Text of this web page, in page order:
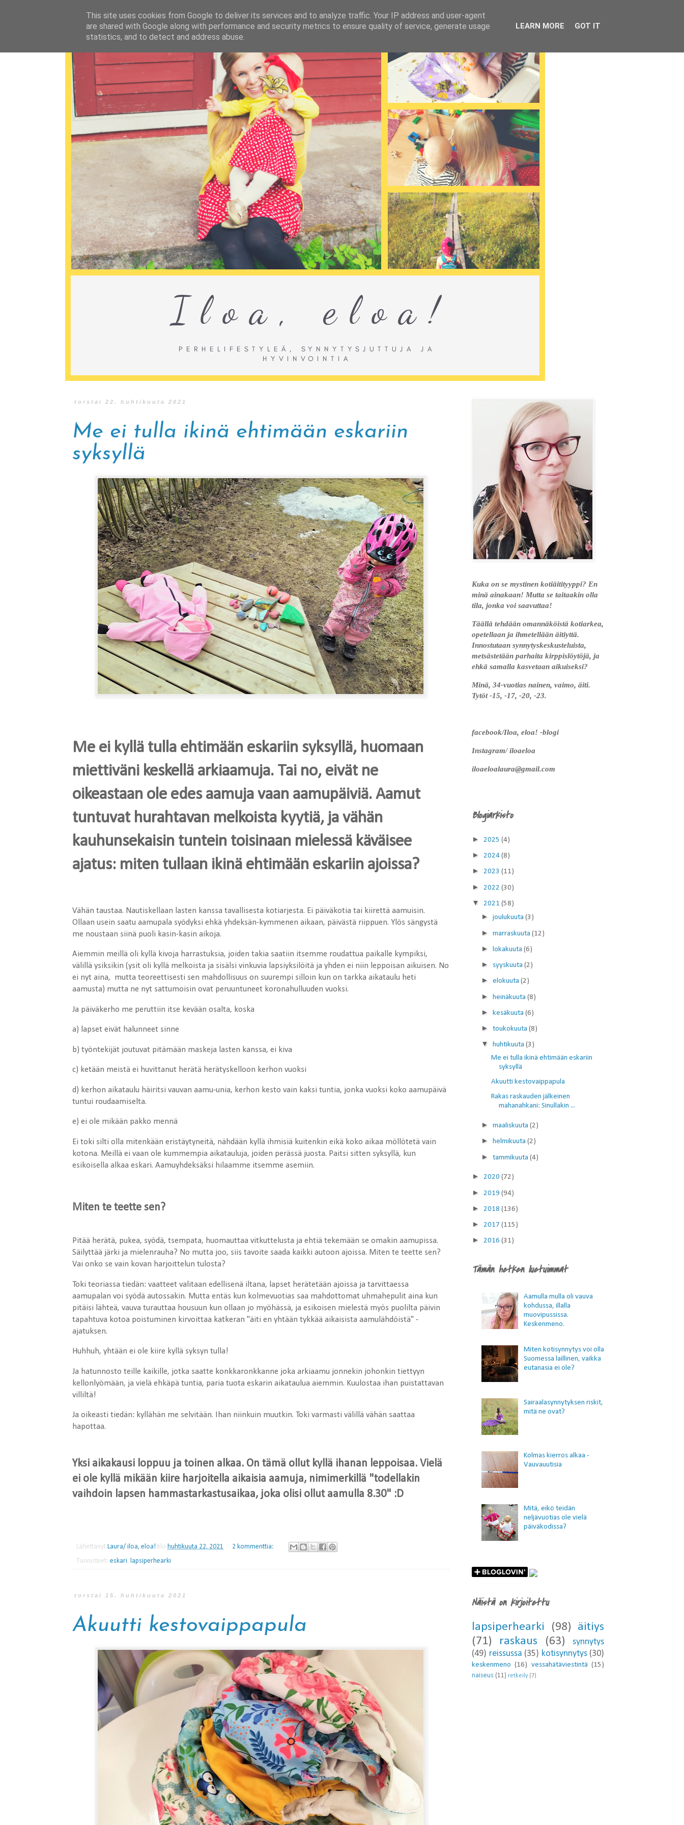
torstai 22. huhtikuuta 2021
Me ei tulla ikinä ehtimään eskariin
syksyllä
Me ei kyllä tulla ehtimään eskariin syksyllä, huomaan
miettiväni keskellä arkiaamuja. Tai no, eivät ne
oikeastaan ole edes aamuja vaan aamupäiviä. Aamut
tuntuvat hurahtavan melkoista kyytiä, ja vähän
kauhunsekaisin tuntein toisinaan mielessä käväisee
ajatus: miten tullaan ikinä ehtimään eskariin ajoissa?
Vähän taustaa. Nautiskellaan lasten kanssa tavallisesta kotiarjesta. Ei päiväkotia tai kiirettä aamuisin.
Ollaan usein saatu aamupala syödyksi ehkä yhdeksän-kymmenen aikaan, päivästä riippuen. Ylös sängystä
me noustaan siinä puoli kasin-kasin aikoja.
Aiemmin meillä oli kyllä kivoja harrastuksia, joiden takia saatiin itsemme roudattua paikalle kympiksi,
välillä ysiksikin (ysit oli kyllä melkoista ja sisälsi vinkuvia lapsiyksilöitä ja yhden ei niin leppoisan aikuisen. No
ei nyt aina, mutta teoreettisesti sen mahdollisuus on suurempi silloin kun on tarkka aikataulu heti
aamusta) mutta ne nyt sattumoisin ovat peruuntuneet koronahulluuden vuoksi.
Ja päiväkerho me peruttiin itse kevään osalta, koska
a) lapset eivät halunneet sinne
b) työntekijät joutuvat pitämään maskeja lasten kanssa, ei kiva
c) ketään meistä ei huvittanut herätä herätyskelloon kerhon vuoksi
d) kerhon aikataulu häiritsi vauvan aamu-unia, kerhon kesto vain kaksi tuntia, jonka vuoksi koko aamupäivä
tuntui roudaamiselta.
e) ei ole mikään pakko mennä
Ei toki silti olla mitenkään eristäytyneitä, nähdään kyllä ihmisiä kuitenkin eikä koko aikaa möllötetä vain
kotona. Meillä ei vaan ole kummempia aikatauluja, joiden perässä juosta. Paitsi sitten syksyllä, kun
esikoisella alkaa eskari. Aamuyhdeksäksi hilaamme itsemme asemiin.
Miten te teette sen?
Pitää herätä, pukea, syödä, tsempata, huomauttaa vitkuttelusta ja ehtiä tekemään se omakin aamupissa.
Säilyttää järki ja mielenrauha? No mutta joo, siis tavoite saada kaikki autoon ajoissa. Miten te teette sen?
Vai onko se vain kovan harjoittelun tulosta?
Toki teoriassa tiedän: vaatteet valitaan edellisenä iltana, lapset herätetään ajoissa ja tarvittaessa
aamupalan voi syödä autossakin. Mutta entäs kun kolmevuotias saa mahdottomat uhmahepulit aina kun
pitäisi lähteä, vauva turauttaa housuun kun ollaan jo myöhässä, ja esikoisen mielestä myös puolilta päivin
tapahtuva kotoa poistuminen kirvoittaa katkeran "äiti en yhtään tykkää aikaisista aamulähdöistä" -
ajatuksen.
Huhhuh, yhtään ei ole kiire kyllä syksyn tulla!
Ja hatunnosto teille kaikille, jotka saatte konkkaronkkanne joka arkiaamu jonnekin johonkin tiettyyn
kellonlyömään, ja vielä ehkäpä tuntia, paria tuota eskarin aikataulua aiemmin. Kuulostaa ihan puistattavan
villiltä!
Ja oikeasti tiedän: kyllähän me selvitään. Ihan niinkuin muutkin. Toki varmasti välillä vähän saattaa
hapottaa.
Yksi aikakausi loppuu ja toinen alkaa. On tämä ollut kyllä ihanan leppoisaa. Vielä
ei ole kyllä mikään kiire harjoitella aikaisia aamuja, nimimerkillä "todellakin
vaihdoin lapsen hammastarkastusaikaa, joka olisi ollut aamulla 8.30" :D
Lähettänyt Laura/ iloa, eloa! klo huhtikuuta 22, 2021 2 kommenttia:
Tunnisteet: eskari, lapsiperhearki
torstai 15. huhtikuuta 2021
Akuutti kestovaippapula
Kuka on se mystinen kotiäitityyppi? En
minä ainakaan! Mutta se taitaakin olla
tila, jonka voi saavuttaa!
Täällä tehdään omannäköistä kotiarkea,
opetellaan ja ihmetellään äitiyttä.
Innostutaan synnytyskeskusteluista,
metsästetään parhaita kirppislöytöjä, ja
ehkä samalla kasvetaan aikuiseksi?
Minä, 34-vuotias nainen, vaimo, äiti.
Tytöt -15, -17, -20, -23.
facebook/Iloa, eloa! -blogi
Instagram/ iloaeloa
iloaeloalaura@gmail.com
Blogiarkisto
► 2025 (4)
► 2024 (8)
► 2023 (11)
► 2022 (30)
▼ 2021 (58)
► joulukuuta (3)
► marraskuuta (12)
► lokakuuta (6)
► syyskuuta (2)
► elokuuta (2)
► heinäkuuta (8)
► kesäkuuta (6)
► toukokuuta (8)
▼ huhtikuuta (3)
Me ei tulla ikinä ehtimään eskariin
syksyllä
Akuutti kestovaippapula
Rakas raskauden jälkeinen
mahanahkani: Sinullakin ...
► maaliskuuta (2)
► helmikuuta (2)
► tammikuuta (4)
► 2020 (72)
► 2019 (94)
► 2018 (136)
► 2017 (115)
► 2016 (31)
Tämän hetken luetuimmat
Aamulla mulla oli vauva
kohdussa, illalla
muovipussissa.
Keskenmeno.
Miten kotisynnytys voi olla
Suomessa laillinen, vaikka
eutanasia ei ole?
Sairaalasynnytyksen riskit,
mitä ne ovat?
Kolmas kierros alkaa -
Vauvauutisia
Mitä, eikö teidän
neljävuotias ole vielä
päiväkodissa?
Näistä on kirjoitettu
lapsiperhearki (98)
äitiys
(71)
raskaus (63)
synnytys
(49) reissussa (35) kotisynnytys (30)
keskenmeno (16) vessahätäviestintä (15)
naiseus (11) retkeily (7)
This site uses cookies from Google to deliver its services and to analyze traffic. Your IP address and user-agent
are shared with Google along with performance and security metrics to ensure quality of service, generate usage
statistics, and to detect and address abuse.
LEARN MORE GOT IT